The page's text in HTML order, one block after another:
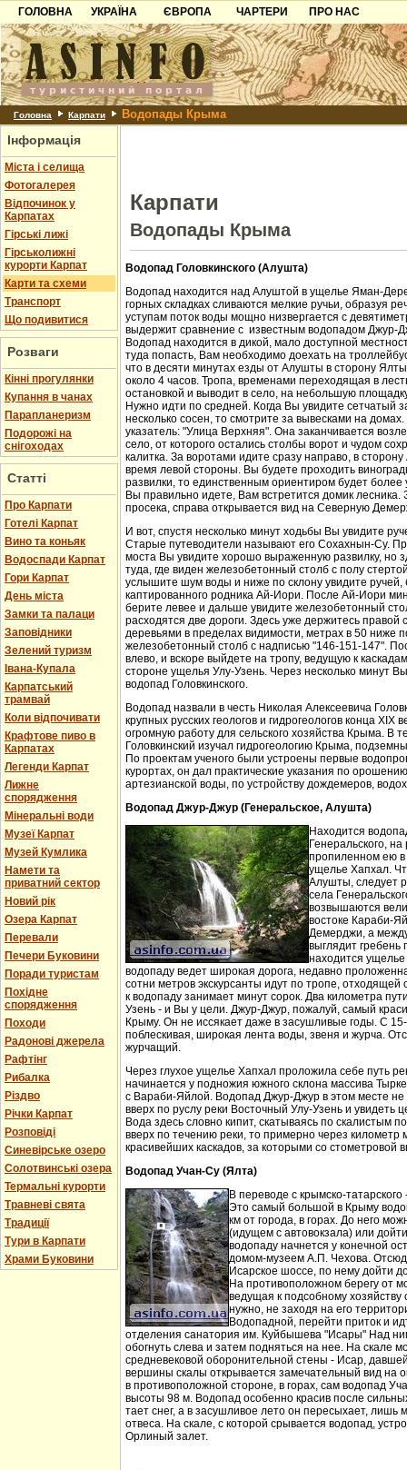
ГОЛОВНА
УКРАЇНА
Карпати
Азов
Причорноморря
Шацьк
ЄВРОПА
Чорногорія
Хорватія
Болгарія
Албанія
ЧАРТЕРИ
ПРО НАС
Контакти
Партнерам
Додати готель
Головна Карпати Водопады Крыма
Інформація
Міста і селища
Фотогалерея
Відпочинок у
Карпатах
Гірські лижі
Гірськолижні
курорти Карпат
Карти та схеми
Транспорт
Що подивитися
Розваги
Кінні прогулянки
Купання в чанах
Парапланеризм
Подорожі на
снігоходах
Статті
Про Карпати
Готелі Карпат
Вино та коньяк
Водоспади Карпат
Гори Карпат
День міста
Замки та палаци
Заповідники
Зелений туризм
Івана-Купала
Карпатський
трамвай
Коли відпочивати
Крафтове пиво в
Карпатах
Легенди Карпат
Лижне
спорядження
Мінеральні води
Музеї Карпат
Музей Кумлика
Намети та
приватний сектор
Новий рік
Озера Карпат
Перевали
Печери Буковини
Поради туристам
Похідне
спорядження
Походи
Радонові джерела
Рафтінг
Рибалка
Різдво
Річки Карпат
Розповіді
Синевірське озеро
Солотвинські озера
Термальні курорти
Травневі свята
Традиції
Тури в Карпати
Храми Буковини
Карпати
Водопады Крыма
Водопад Головкинского (Алушта)
Водопад находится над Алуштой в ущелье Яман-
горных складках сливаются мелкие ручьи, образуя
уступам поток воды мощно низвергается с
выдержит сравнение с известным водопадом Джур-
Водопад находится в дикой, мало доступной
туда попасть, Вам необходимо доехать на
что в десяти минутах езды от Алушты в сторону
около 4 часов. Тропа, временами переходящая в
остановкой и выводит в село, на небольшую
Нужно идти по средней. Когда Вы увидите сетчатый
несколько сосен, то смотрите за вывесками на
указатель: "Улица Верхняя". Она заканчивается
село, от которого остались столбы ворот и чудом
калитка. За воротами идите сразу направо, в
время левой стороны. Вы будете проходить
развилки, то единственным ориентиром будет более
Вы правильно идете, Вам встретится домик лесника.
просека, справа открывается вид на Северную
И вот, спустя несколько минут ходьбы Вы увидите
Старые путеводители называют его Сохахнын-Су.
моста Вы увидите хорошо выраженную развилку, но
туда, где виден железобетонный столб с полу
услышите шум воды и ниже по склону увидите
каптированного родника Ай-Иори. После Ай-Иори
берите левее и дальше увидите железобетонный
расходятся две дороги. Здесь уже держитесь правой
деревьями в пределах видимости, метрах в 50 ниже
железобетонный столб с надписью "146-151-147".
влево, и вскоре выйдете на тропу, ведущую к
стороне ущелья Улу-Узень. Через несколько минут
водопад Головкинского.
Водопад назвали в честь Николая Алексеевича
крупных русских геологов и гидрогеологов конца XIX
огромную работу для сельского хозяйства Крыма. В
Головкинский изучал гидрогеологию Крыма,
По проектам ученого были устроены первые
курортах, он дал практические указания по
артезианской воды, по устройству дождемеров,
Водопад Джур-Джур (Генеральское, Алушта)
Находится
Генеральского,
пропиленном ею в
ущелье Хапхал.
Алушты, следует
села
возвышаются
востоке Караби-
Демерджи, а
выглядит гребень
находится
водопаду ведет широкая дорога, недавно
сотни метров экскурсанты идут по тропе, отходящей
к водопаду занимает минут сорок. Два километра
Узень - и Вы у цели. Джур-Джур, пожалуй, самый
Крыму. Он не иссякает даже в засушливые годы. С
поблескивая, широкая лента воды, звеня и журча.
журчащий.
Через глухое ущелье Хапхал проложила себе путь
начинается у подножия южного склона массива
с Вараби-Яйлой. Водопад Джур-Джур в этом месте
вверх по руслу реки Восточный Улу-Узень и увидеть
Вода здесь словно кипит, скатываясь по скалистым
вверх по течению реки, то примерно через километр
красивейших каскадов, за которыми со стометровой
Водопад Учан-Су (Ялта)
В переводе с крымско-
Это самый большой в Крыму
км от города, в горах. До него
(идущем с автовокзала) или
водопаду начнется у конечной
домом-музеем А.П. Чехова.
Исарское шоссе, по нему дойти
На противоположном берегу от
ведущая к подсобному
нужно, не заходя на его
Водопадной, перейти приток и
отделения санатория им. Куйбышева "Исары" Над
обогнуть слева и затем подняться на нее. На скале
средневековой оборонительной стены - Исар,
вершины скалы открывается замечательный вид на
в противоположной стороне, в горах, сам водопад
высоты 98 м. Водопад особенно красив после
тает снег, а в засушливое лето он пересыхает, лишь
отвеса. На скале, с которой срывается водопад,
Орлиный залет.